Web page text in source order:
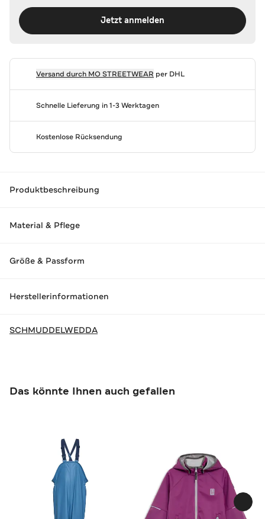
Jetzt anmelden
Versand durch MO STREETWEAR per DHL
Schnelle Lieferung in 1-3 Werktagen
Kostenlose Rücksendung
Produktbeschreibung
Material & Pflege
Größe & Passform
Herstellerinformationen
SCHMUDDELWEDDA
Das könnte Ihnen auch gefallen